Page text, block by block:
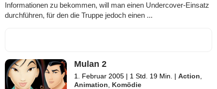
Informationen zu bekommen, will man einen Undercover-Einsatz
durchführen, für den die Truppe jedoch einen ...
Mulan 2
1. Februar 2005 | 1 Std. 19 Min. | Action
Animation
Komödie